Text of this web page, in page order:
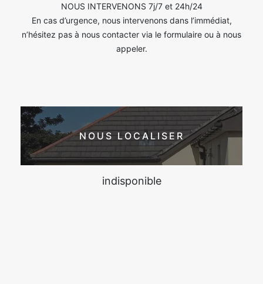
NOUS INTERVENONS 7j/7 et 24h/24
En cas d’urgence, nous intervenons dans l’immédiat,
n’hésitez pas à nous contacter via le formulaire ou à nous
appeler.
NOUS LOCALISER
indisponible